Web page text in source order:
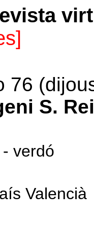
76
S.
verdó
Valencià